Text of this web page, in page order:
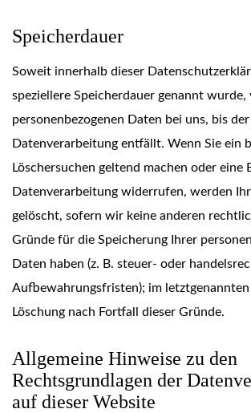
Speicherdauer
Soweit innerhalb dieser
speziellere Speicherdauer genannt wurde,
personenbezogenen Daten bei uns, bis
Datenverarbeitung entfällt. Wenn Sie ein
Löschersuchen geltend machen oder eine
Datenverarbeitung widerrufen, werden
gelöscht, sofern wir keine anderen
Gründe für die Speicherung Ihrer
Daten haben (z. B. steuer- oder
Aufbewahrungsfristen); im
Löschung nach Fortfall dieser Gründe.
Allgemeine Hinweise zu den
Rechtsgrundlagen der
auf dieser Website